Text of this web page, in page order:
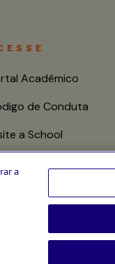
Acadêmico
de Conduta
a School
a